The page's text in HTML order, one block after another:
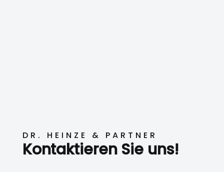
DR. HEINZE & PARTNER
Kontaktieren Sie uns!